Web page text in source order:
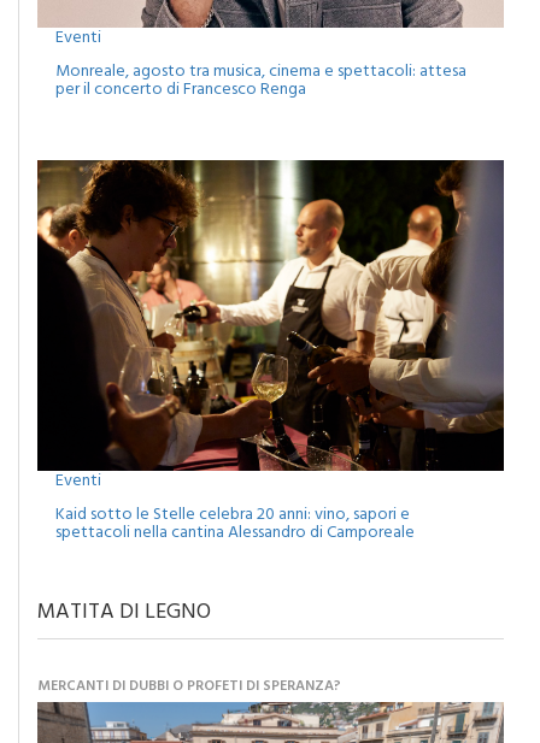
Eventi
Monreale, agosto tra musica, cinema e spettacoli: attesa
per il concerto di Francesco Renga
Eventi
Kaid sotto le Stelle celebra 20 anni: vino, sapori e
spettacoli nella cantina Alessandro di Camporeale
MATITA DI LEGNO
MERCANTI DI DUBBI O PROFETI DI SPERANZA?